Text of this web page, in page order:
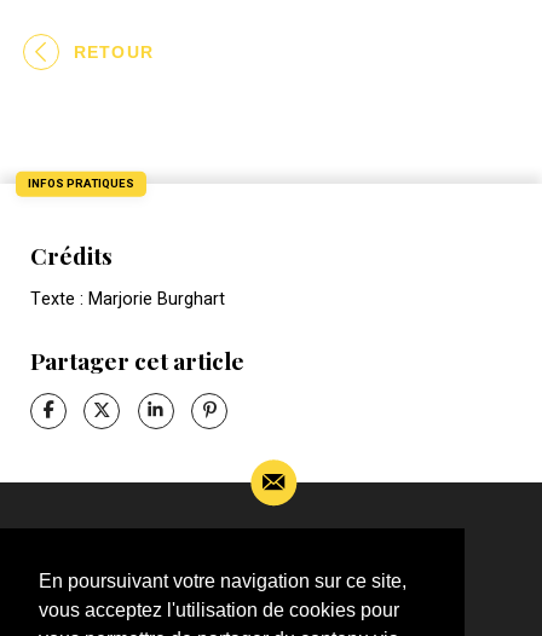
En poursuivant votre navigation sur ce site,
vous acceptez l'utilisation de cookies pour
RETOUR
INFOS PRATIQUES
Crédits
Texte : Marjorie Burghart
Partager cet article
complémentaires sur l’actualité de Jean-Jacques
Goldman,